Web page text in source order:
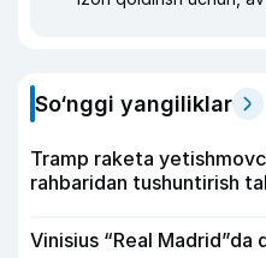
So‘nggi yangiliklar
Tramp raketa
rahbaridan tushuntirish
Vinisius “Real Madrid”da